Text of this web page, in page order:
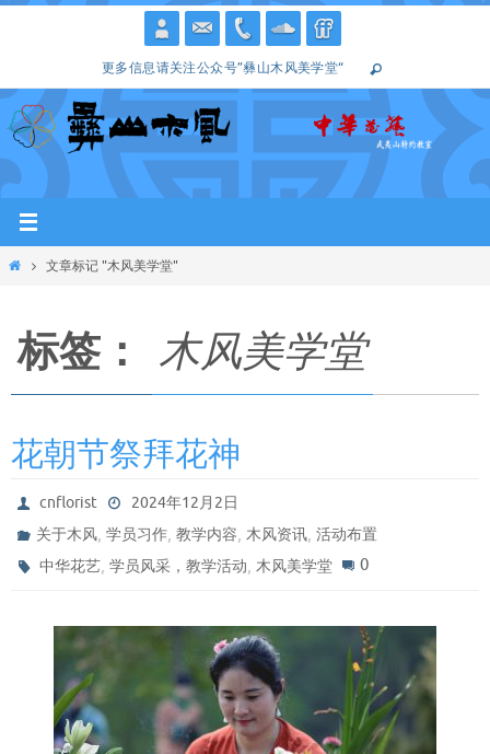
内
容
更多信息请关注公众号”彝山木风美学堂“
Home文章标记 "木风美学堂"
标签： 木风美学堂
花朝节祭拜花神
cnflorist
2024年12月2日
关于木风,学员习作,教学内容,木风资讯,活动布置
中华花艺,学员风采，教学活动,木风美学堂 0